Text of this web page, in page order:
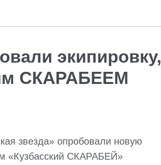
экипировку,
СКАРАБЕЕМ
звезда» опробовали новую
«Кузбасский СКАРАБЕЙ»